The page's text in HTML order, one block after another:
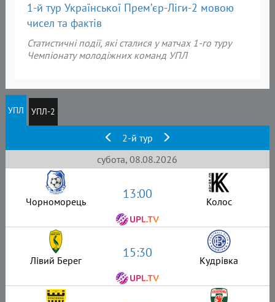
1-й тур Української Прем’єр-Ліги-2 мовою
чисел та фактів
Статистичні події, які сталися у матчах 1-го туру
Чемпіонату молодіжних команд УПЛ
УПЛ УПЛ-2
2-й тур
субота, 08.08.2026
Чорноморець 13:00 Колос
Лівий Берег 15:30 Кудрівка